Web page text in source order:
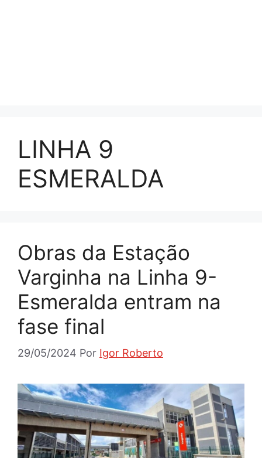
LINHA 9
ESMERALDA
Obras da Estação
Varginha na Linha 9-
Esmeralda entram na
fase final
29/05/2024 Por Igor Roberto